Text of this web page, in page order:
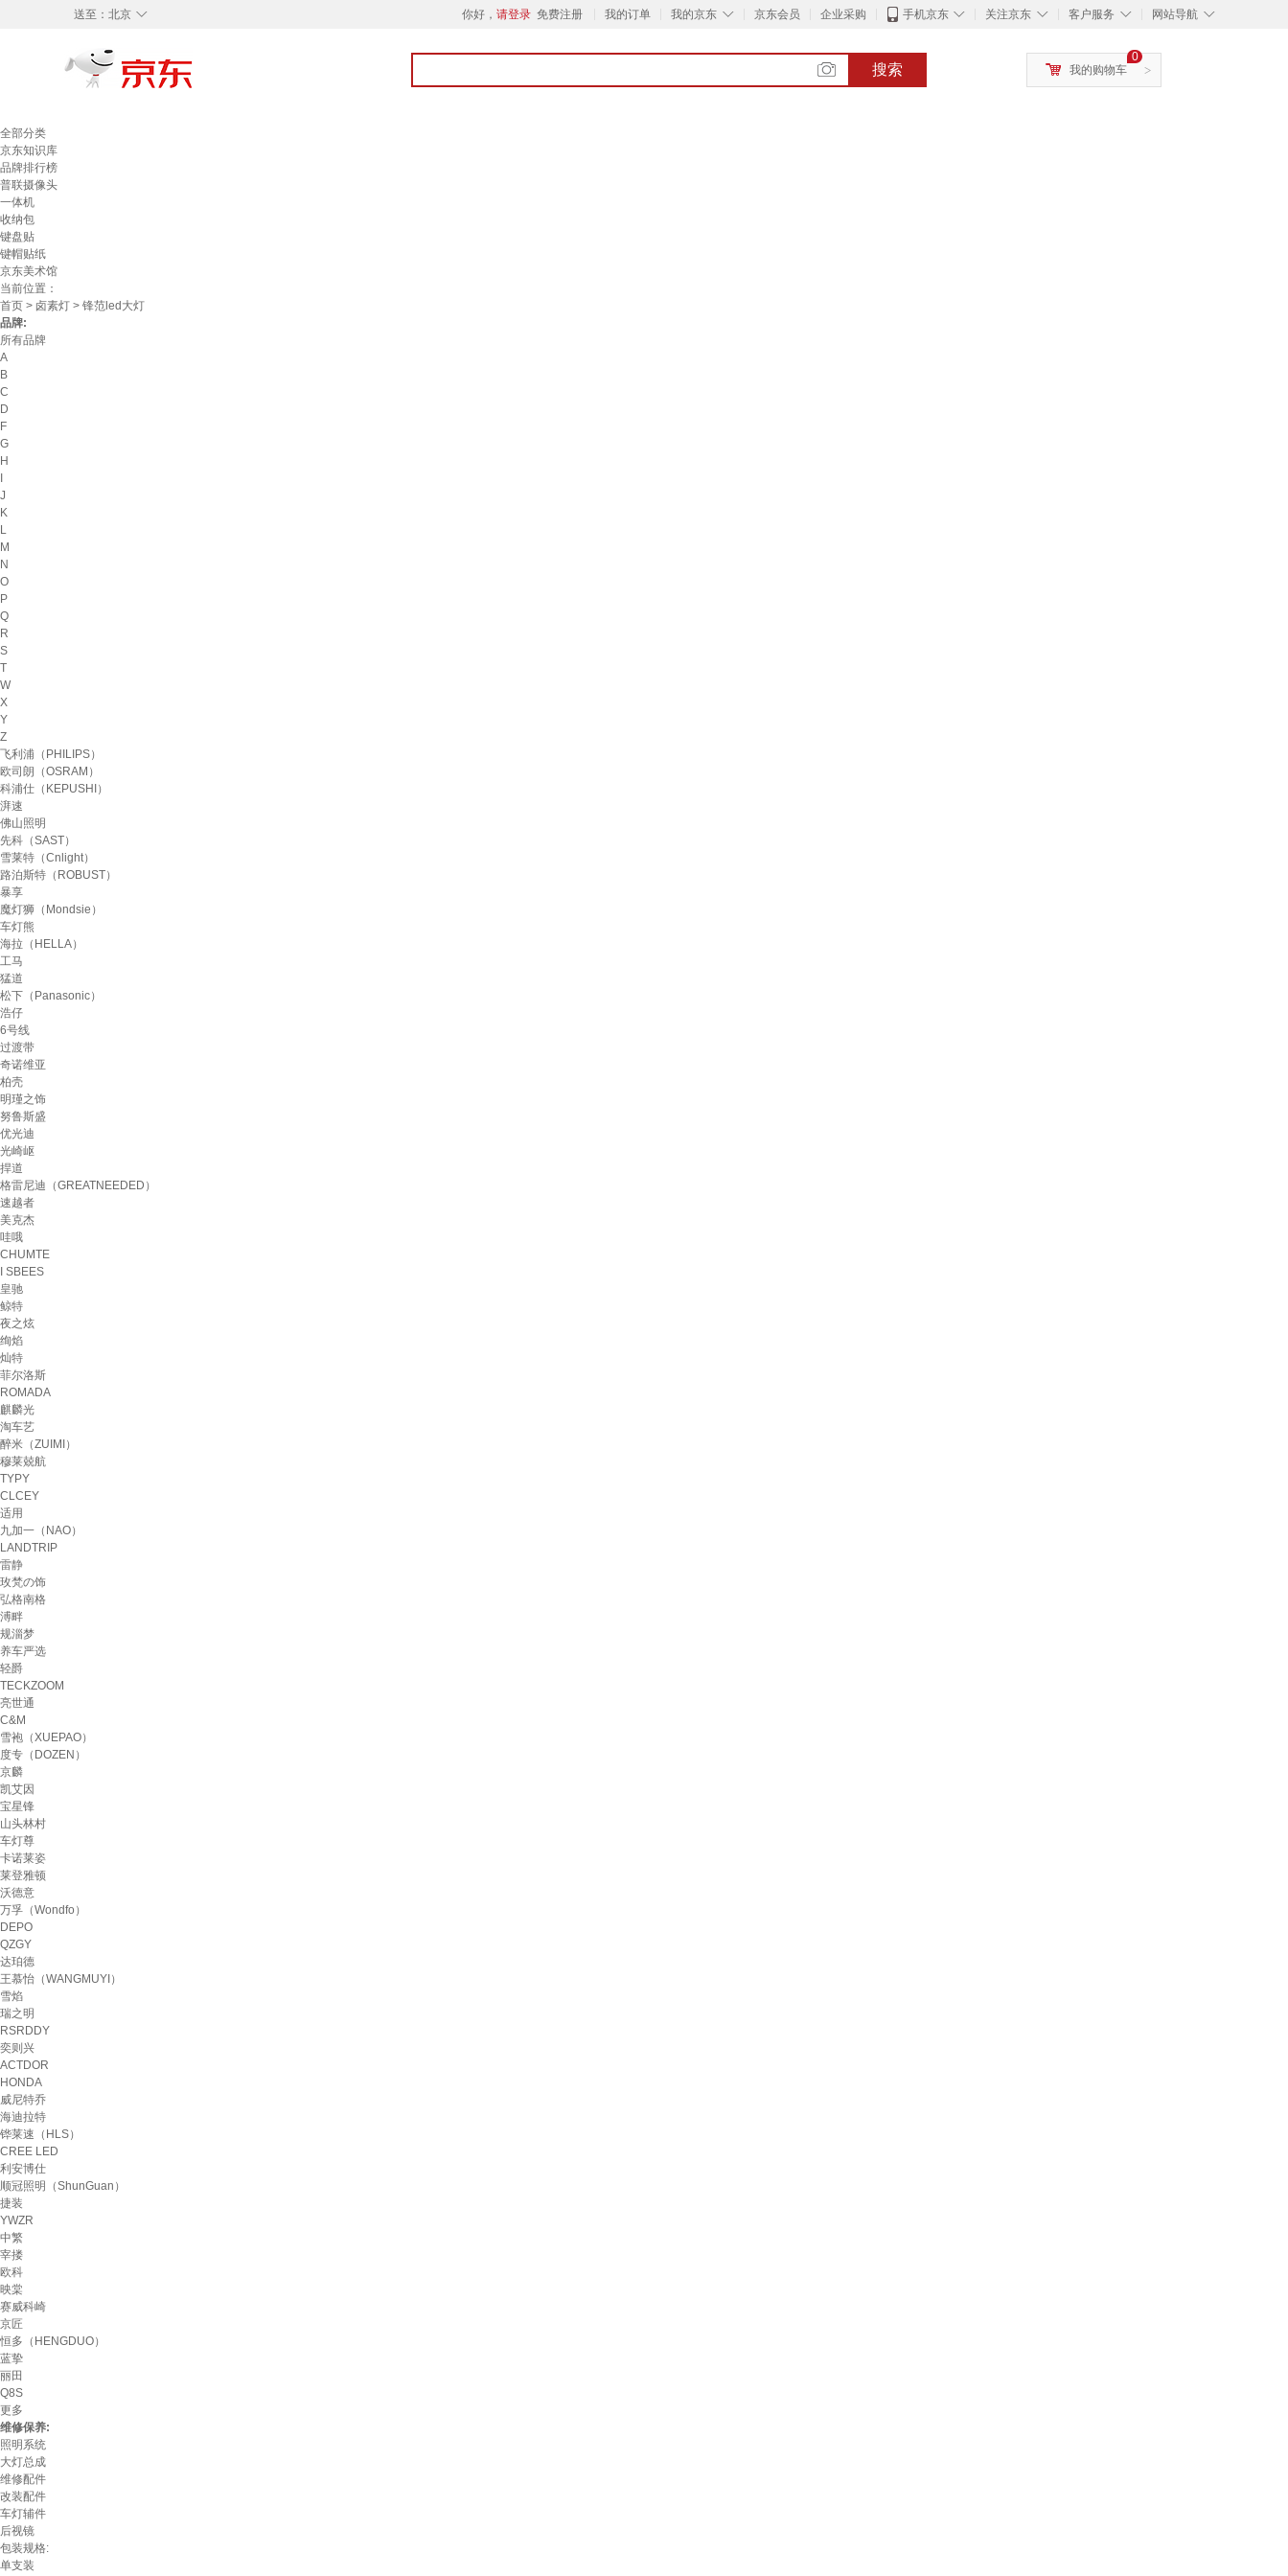
◇
送至： 北京 你好， 请登录 免费注册 我的订单 ◇
我的京东 京东会员 企业采购 ◇
手机京东 ◇
关注京东 ◇
客户服务 ◇
网站导航
搜索 >
0
我的购物车
全部分类
京东知识库
品牌排行榜
普联摄像头
一体机
收纳包
键盘贴
键帽贴纸
京东美术馆
当前位置：
首页 > 卤素灯 > 锋范led大灯
品牌:
所有品牌
A
B
C
D
F
G
H
J
K
L
M
N
O
P
Q
R
S
T
W
X
Y
Z
飞利浦（PHILIPS）
欧司朗（OSRAM）
科浦仕（KEPUSHI）
湃速
佛山照明
先科（SAST）
雪莱特（Cnlight）
路泊斯特（ROBUST）
暴享
魔灯狮（Mondsie）
车灯熊
海拉（HELLA）
工马
猛道
松下（Panasonic）
浩仔
6号线
过渡带
奇诺维亚
柏壳
明瑾之饰
努鲁斯盛
优光迪
光崎岖
捍道
格雷尼迪（GREATNEEDED）
速越者
美克杰
哇哦
CHUMTE
I SBEES
皇驰
鲸特
夜之炫
绚焰
灿特
菲尔洛斯
ROMADA
麒麟光
淘车艺
醉米（ZUIMI）
穆莱兢航
TYPY
CLCEY
适用
九加一（NAO）
LANDTRIP
雷静
玫梵の饰
弘格南格
溥畔
规淄梦
养车严选
轻爵
TECKZOOM
亮世通
C&M
雪袍（XUEPAO）
度专（DOZEN）
京麟
凯艾因
宝星锋
山头林村
车灯尊
卡诺莱姿
莱登雅顿
沃德意
万孚（Wondfo）
DEPO
QZGY
达珀德
王慕怡（WANGMUYI）
雪焰
瑞之明
RSRDDY
奕则兴
ACTDOR
HONDA
威尼特乔
海迪拉特
铧莱速（HLS）
CREE LED
利安博仕
顺冠照明（ShunGuan）
捷装
YWZR
中繁
宰搂
欧科
映棠
赛威科崎
京匠
恒多（HENGDUO）
蓝挚
丽田
Q8S
更多
维修保养:
照明系统
大灯总成
维修配件
改装配件
车灯辅件
后视镜
包装规格:
单支装